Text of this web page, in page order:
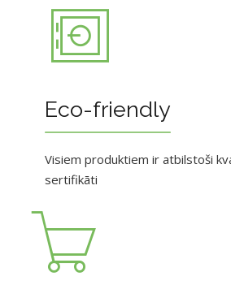
Eco-friendly
Visiem produktiem ir atbilstoši
sertifikāti